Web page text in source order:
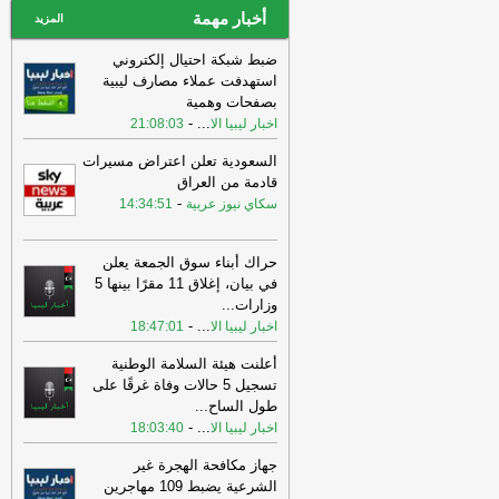
أخبار مهمة المزيد
ضبط شبكة احتيال إلكتروني
استهدفت عملاء مصارف ليبية
بصفحات وهمية
اخبار ليبيا الا...
-
21:08:03
السعودية تعلن اعتراض مسيرات
قادمة من العراق
سكاي نيوز عربية -
14:34:51
حراك أبناء سوق الجمعة يعلن
في بيان، إغلاق 11 مقرًا بينها 5
وزارات...
اخبار ليبيا الا...
-
18:47:01
أعلنت هيئة السلامة الوطنية
تسجيل 5 حالات وفاة غرقًا على
طول الساح...
اخبار ليبيا الا...
-
18:03:40
جهاز مكافحة الهجرة غير
الشرعية يضبط 109 مهاجرين